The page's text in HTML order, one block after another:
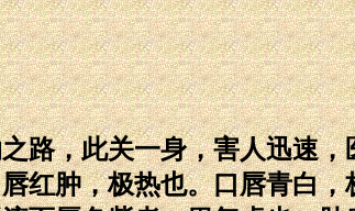
，此关一身，害人迅速，
红肿，极热也。口唇青白